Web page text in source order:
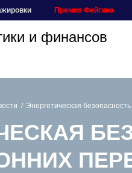
Премия Фейгина
Энергетическая